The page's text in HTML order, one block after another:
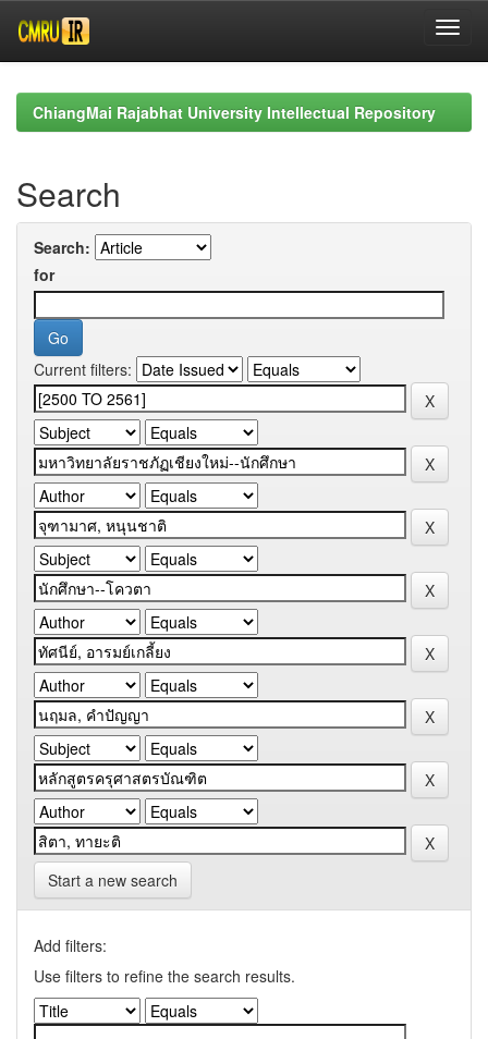
navigationChiangMai Rajabhat University Intellectual Repository
Search
Search:
for
Current filters:
Start a new search
Add filters:
Use filters to refine the search results.